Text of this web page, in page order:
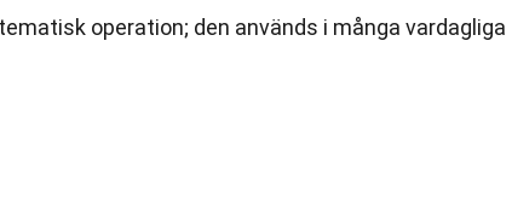
operation; den används i många vardagliga